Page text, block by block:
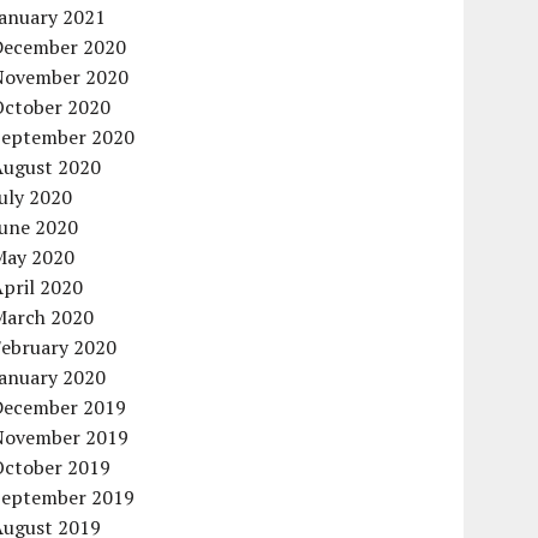
2021
2020
2020
2020
2020
2020
2020
2020
2020
2020
2020
2020
2020
2019
2019
2019
2019
2019